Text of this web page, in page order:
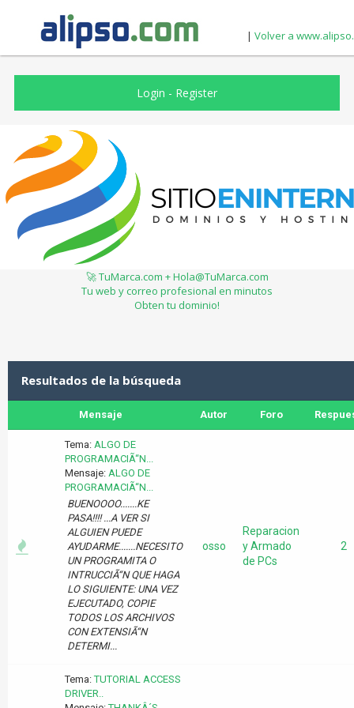
| Volver a
Login - Register
🚀 TuMarca.com + Hola@TuMarca.com
Tu web y correo profesional en minutos
Obten tu dominio!
Resultados de la búsqueda
Mensaje Autor Foro
Tema: ALGO DE
PROGRAMACIÃ“N...
Mensaje: ALGO DE
PROGRAMACIÃ“N...
BUENOOOO.......KE
PASA!!!! ...A VER SI
ALGUIEN PUEDE
AYUDARME.......NECESITO
UN PROGRAMITA O
INTRUCCIÃ“N QUE HAGA
LO SIGUIENTE: UNA VEZ
EJECUTADO, COPIE
TODOS LOS ARCHIVOS
CON EXTENSIÃ“N
DETERMI...
osso
Reparacion
y Armado
de PCs
2
Tema:TUTORIAL ACCESS
DRIVER..